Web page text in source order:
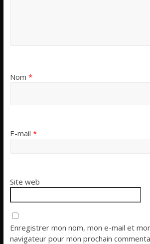
Nom *
E-mail *
Site web
Enregistrer mon nom, mon e-mail et
navigateur pour mon prochain